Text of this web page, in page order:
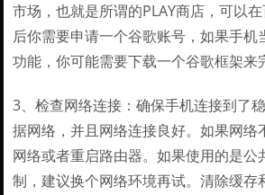
市场，也就是所谓的PLAY商店，可以
后你需要申请一个谷歌账号，如果手机
功能，你可能需要下载一个谷歌框架来
3、检查网络连接：确保手机连接到了
据网络，并且网络连接良好。如果网络
网络或者重启路由器。如果使用的是公
制，建议换个网络环境再试。清除缓存